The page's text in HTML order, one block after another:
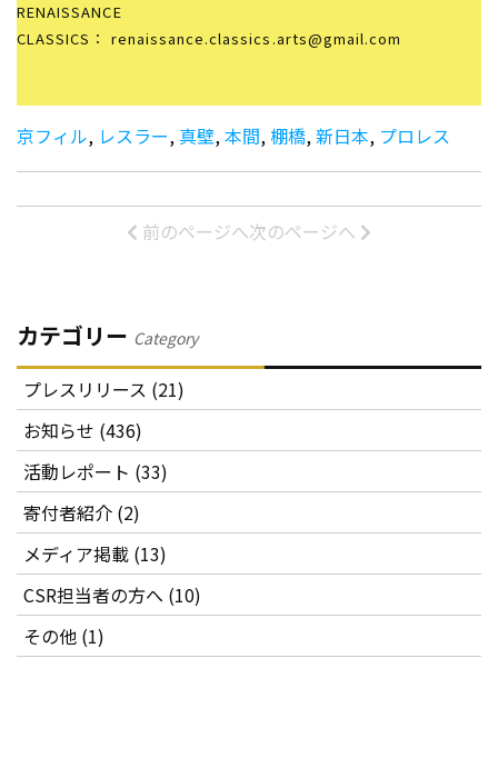
RENAISSANCE
CLASSICS： renaissance.classics.arts@gmail.com
京フィル, レスラー,真壁,本間, 棚橋,新日本, プロレス
前のページへ次のページへ
カテゴリー Category
プレスリリース (21)
お知らせ (436)
活動レポート (33)
寄付者紹介 (2)
メディア掲載 (13)
CSR担当者の方へ (10)
その他 (1)